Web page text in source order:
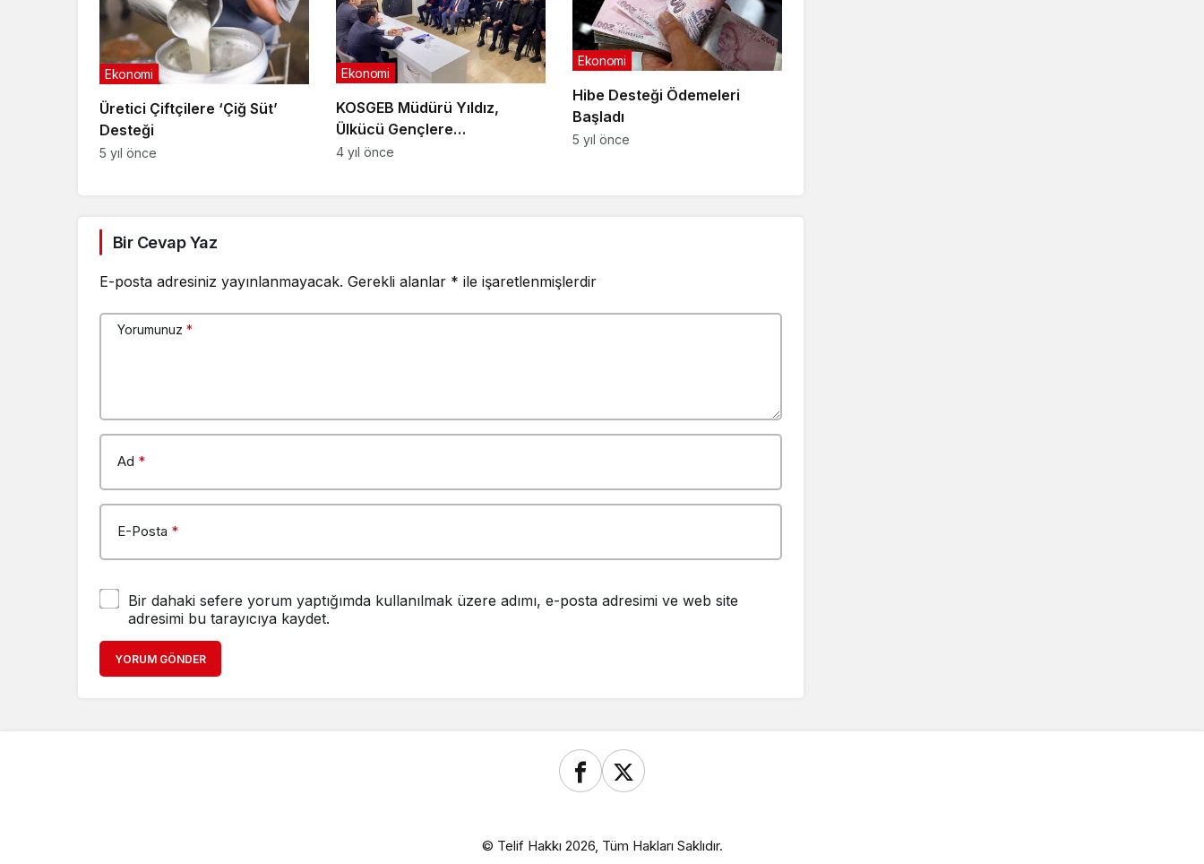
Üretici Çiftçilere ‘Çiğ Süt’
Desteği
Ekonomi
5 yıl önce
KOSGEB Müdürü Yıldız,
Ülkücü Gençlere
Bilgilendirme Yaptı
Ekonomi
4 yıl önce
Hibe Desteği Ödemeleri
Başladı
Ekonomi
5 yıl önce
Bir Cevap Yaz
E-posta adresiniz yayınlanmayacak. Gerekli alanlar * ile işaretlenmişlerdir
Yorumunuz *
Ad *
E-Posta *
Bir dahaki sefere yorum yaptığımda kullanılmak üzere adımı, e-posta adresimi ve web site
adresimi bu tarayıcıya kaydet.
YORUM GÖNDER
© Telif Hakkı 2026, Tüm Hakları Saklıdır.